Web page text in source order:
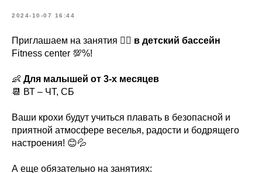
2024-10-07 16:44
Приглашаем на занятия 🏊‍♂️ в детский бассейн
Fitness center 💯%!
👶 Для малышей от 3-х месяцев
📆 ВТ – ЧТ, СБ
Ваши крохи будут учиться плавать в безопасной и
приятной атмосфере веселья, радости и бодрящего
настроения! 😊💦
А еще обязательно на занятиях: